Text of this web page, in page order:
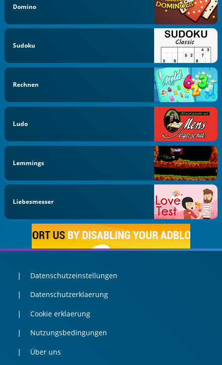
Domino
Sudoku
Rechnen
Ludo
Lemmings
Liebesmesser
Datenschutzeinstellungen
Datenschutzerklaerung
Cookie erklaerung
Nutzungsbedingungen
Über uns